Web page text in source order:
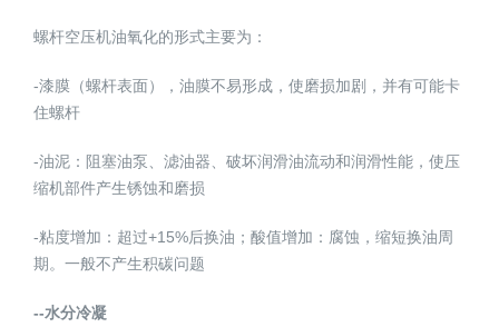
螺杆空压机油氧化的形式主要为：
-漆膜（螺杆表面），油膜不易形成，使磨损加剧，并有可能卡
住螺杆
-油泥：阻塞油泵、滤油器、破坏润滑油流动和润滑性能，使压
缩机部件产生锈蚀和磨损
-粘度增加：超过+15%后换油；酸值增加：腐蚀，缩短换油周
期。一般不产生积碳问题
--水分冷凝